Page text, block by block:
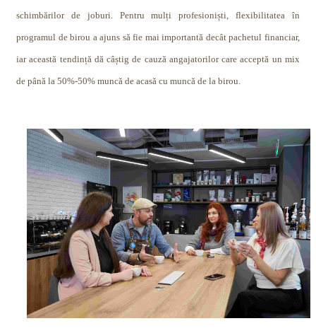
schimbărilor de joburi. Pentru mulți profesioniști, flexibilitatea în
programul de birou a ajuns să fie mai importantă decât pachetul financiar,
iar această tendință dă câștig de cauză angajatorilor care acceptă un mix
de până la 50%-50% muncă de acasă cu muncă de la birou.